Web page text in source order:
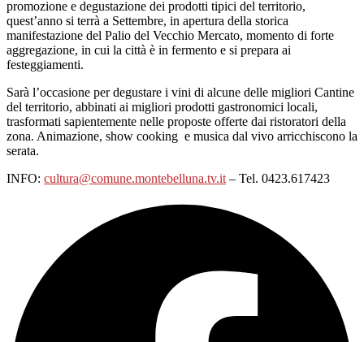
promozione e degustazione dei prodotti tipici del territorio,
quest’anno si terrà a Settembre, in apertura della storica
manifestazione del Palio del Vecchio Mercato, momento di forte
aggregazione, in cui la città è in fermento e si prepara ai
festeggiamenti.
Sarà l’occasione per degustare i vini di alcune delle migliori Cantine
del territorio, abbinati ai migliori prodotti gastronomici locali,
trasformati sapientemente nelle proposte offerte dai ristoratori della
zona. Animazione, show cooking e musica dal vivo arricchiscono la
serata.
INFO: cultura@comune.montebelluna.tv.it – Tel. 0423.617423